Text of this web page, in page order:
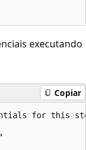
executando
Copiar
for this